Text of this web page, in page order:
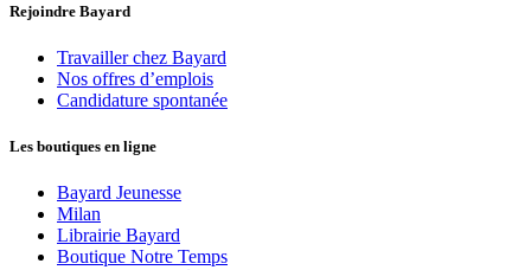
Rejoindre Bayard
Travailler chez Bayard
Nos offres d’emplois
Candidature spontanée
Les boutiques en ligne
Bayard Jeunesse
Milan
Librairie Bayard
Boutique Notre Temps